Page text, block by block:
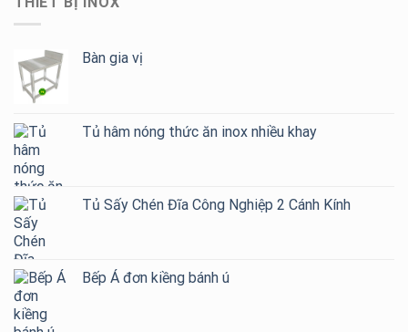
Bàn gia vị
Tủ hâm nóng thức ăn inox nhiều khay
Tủ Sấy Chén Đĩa Công Nghiệp 2 Cánh Kính
Bếp Á đơn kiềng bánh ú